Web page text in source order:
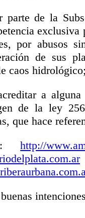
parte de la
exclusiva
por abusos
de sus
caos
a
de la ley
que hace
http://